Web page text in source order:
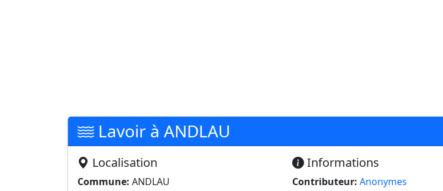
Lavoir à ANDLAU
Localisation
Commune: ANDLAU
Informations
Contributeur: Anonymes